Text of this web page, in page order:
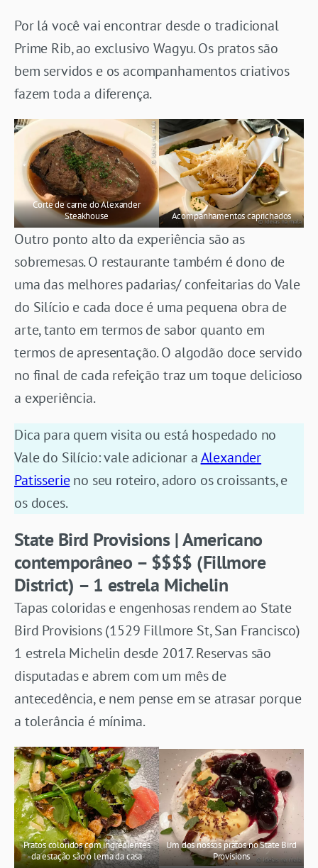
Por lá você vai encontrar desde o tradicional
Prime Rib, ao exclusivo Wagyu. Os pratos são
bem servidos e os acompanhamentos criativos
fazem toda a diferença.
Corte de carne do Alexander
Steakhouse
Acompanhamentos caprichados
Outro ponto alto da experiência são as
sobremesas. O restaurante também é dono de
uma das melhores padarias/ confeitarias do Vale
do Silício e cada doce é uma pequena obra de
arte, tanto em termos de sabor quanto em
termos de apresentação. O algodão doce servido
no final de cada refeição traz um toque delicioso
a experiência.
Dica para quem visita ou está hospedado no
Vale do Silício: vale adicionar aAlexander
Patisserieno seu roteiro, adoro os croissants, e
os doces.
State Bird Provisions | Americano
contemporâneo – $$$$ (Fillmore
District) – 1 estrela Michelin
Tapas coloridas e engenhosas rendem ao State
Bird Provisions (1529 Fillmore St, San Francisco)
1 estrela Michelin desde 2017. Reservas são
disputadas e abrem com um mês de
antecedência, e nem pense em se atrasar porque
a tolerância é mínima.
Pratos coloridos com ingredientes
da estação são o lema da casa
Um dos nossos pratos no State Bird
Provisions